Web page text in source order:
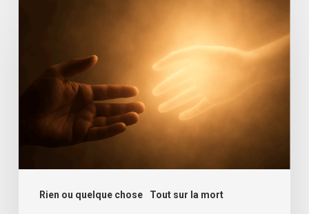
Rien ou quelque chose Tout sur la mort
pardonner
mal